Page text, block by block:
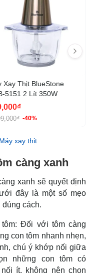
Xay Thịt BlueStone
5151 2 Lít 350W
-40%
xay thịt
càng xanh
xanh sẽ quyết định
đây là một số mẹo
cách.
Đối với tôm càng
con tôm nhanh nhẹn,
chú ý khớp nối giữa
những con tôm có
ít, không nên chọn